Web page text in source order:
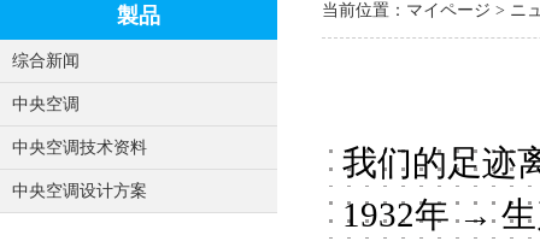
製品
综合新闻
中央空调
中央空调技术资料
中央空调设计方案
当前位置： マイページ > ニ
我们的足
1932年 →